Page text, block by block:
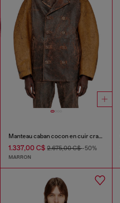
Manteau caban cocon en cuir craquelé
1.337,00 C$ 2.675,00 C$-50%
MARRON